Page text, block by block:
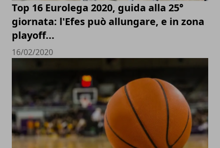
Top 16 Eurolega 2020, guida alla 25°
giornata: l'Efes può allungare, e in zona
playoff...
16/02/2020